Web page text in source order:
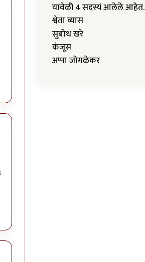
यावेळी 4 सदस्यं आलेले आहेत.
श्वेता व्यास
सुबोध खरे
कंजूस
अप्पा जोगळेकर